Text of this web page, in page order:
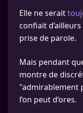
Elle ne serait
confiait
prise de parole.
Mais pendant
montre de
"admirablement
l’on peut d’ores.